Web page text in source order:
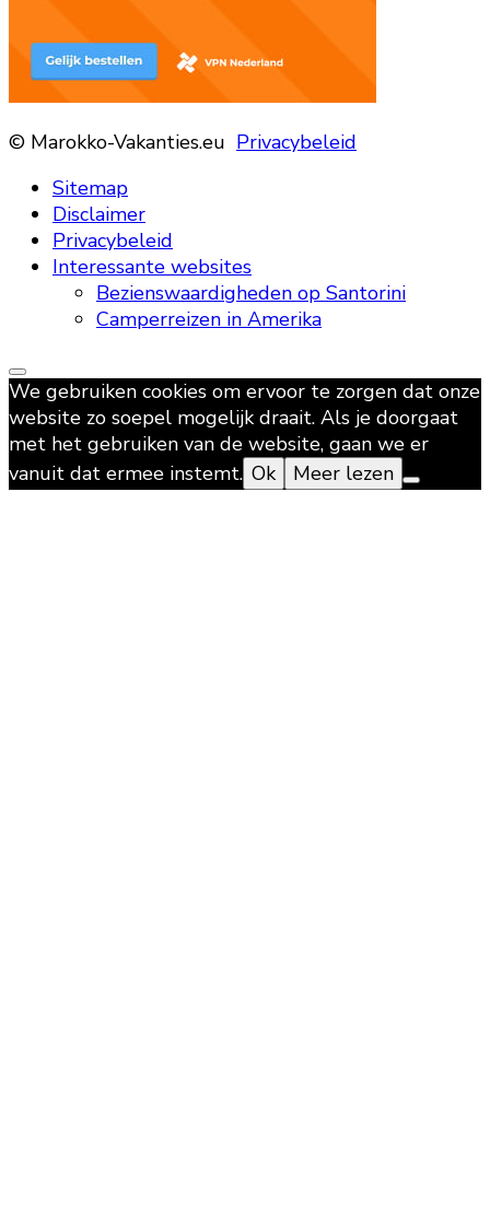
© Marokko-Vakanties.eu Privacybeleid
Sitemap
Disclaimer
Privacybeleid
Interessante websites
Bezienswaardigheden op Santorini
Camperreizen in Amerika
We gebruiken cookies om ervoor te zorgen dat onze
website zo soepel mogelijk draait. Als je doorgaat
met het gebruiken van de website, gaan we er
vanuit dat ermee instemt. Ok Meer lezen